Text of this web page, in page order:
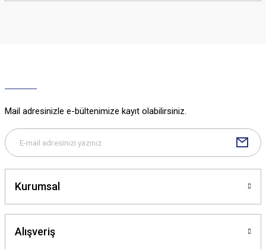
Bu ürüne benzer farklı alternatifler olmalı.
Mail adresinizle e-bültenimize kayıt olabilirsiniz.
Kurumsal
Alışveriş